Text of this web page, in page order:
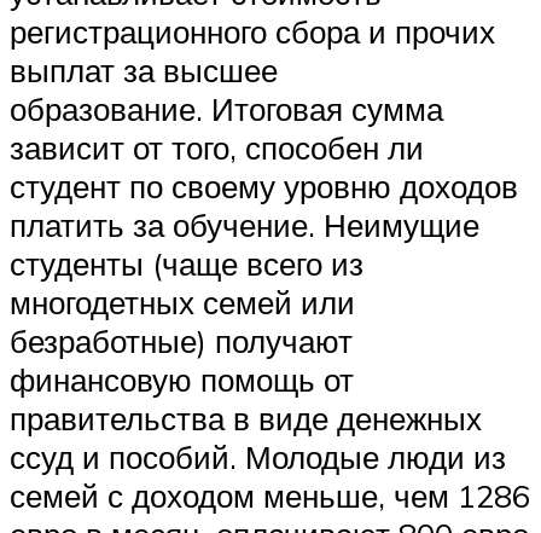
регистрационного сбора и прочих
выплат за высшее
образование. Итоговая сумма
зависит от того, способен ли
студент по своему уровню доходов
платить за обучение. Неимущие
студенты (чаще всего из
многодетных семей или
безработные) получают
финансовую помощь от
правительства в виде денежных
ссуд и пособий. Молодые люди из
семей с доходом меньше, чем 1286